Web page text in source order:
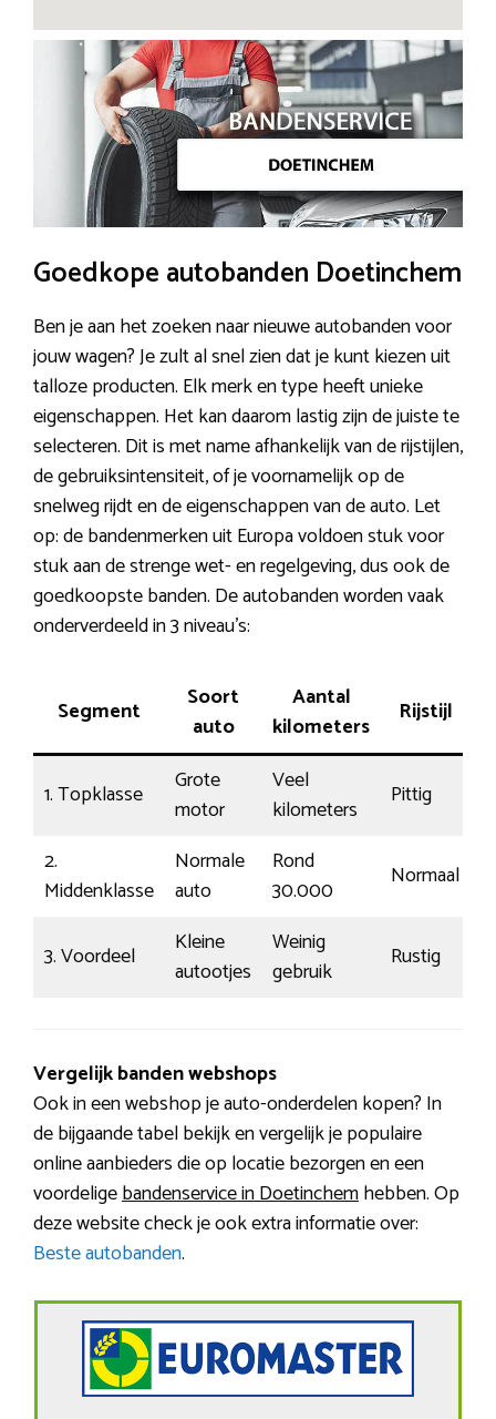
Goedkope autobanden Doetinchem
Ben je aan het zoeken naar nieuwe autobanden voor
jouw wagen? Je zult al snel zien dat je kunt kiezen uit
talloze producten. Elk merk en type heeft unieke
eigenschappen. Het kan daarom lastig zijn de juiste te
selecteren. Dit is met name afhankelijk van de rijstijlen,
de gebruiksintensiteit, of je voornamelijk op de
snelweg rijdt en de eigenschappen van de auto. Let
op: de bandenmerken uit Europa voldoen stuk voor
stuk aan de strenge wet- en regelgeving, dus ook de
goedkoopste banden. De autobanden worden vaak
onderverdeeld in 3 niveau’s:
Segment
Soort
auto
Aantal
kilometers
Rijstijl
1. Topklasse
Grote
motor
Veel
kilometers
Pittig
2.
Middenklasse
Normale
auto
Rond
30.000
Normaal
3. Voordeel
Kleine
autootjes
Weinig
gebruik
Rustig
Vergelijk banden webshops
Ook in een webshop je auto-onderdelen kopen? In
de bijgaande tabel bekijk en vergelijk je populaire
online aanbieders die op locatie bezorgen en een
voordeligebandenservice in Doetinchemhebben. Op
deze website check je ook extra informatie over:
Beste autobanden.